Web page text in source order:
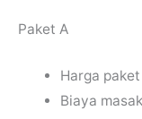
Paket A
Harga paket
Biaya